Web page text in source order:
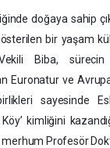
doğaya sahip
bir yaşam
Biba, sürecin
Euronatur ve
sayesinde
kimliğini
Profesör